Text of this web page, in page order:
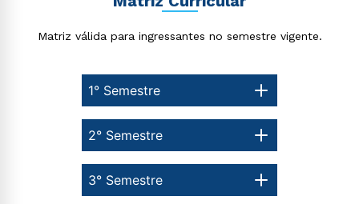
Matriz válida para ingressantes no semestre vigente.
1° Semestre
3° Semestre
2° Semestre